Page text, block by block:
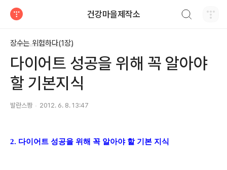
건강마을제작소
장수는 위험하다(1장)
다이어트 성공을 위해 꼭 알아야
할 기본지식
발란스짱 2012. 6. 8. 13:47
2. 다이어트 성공을 위해 꼭 알아야 할 기본 지식